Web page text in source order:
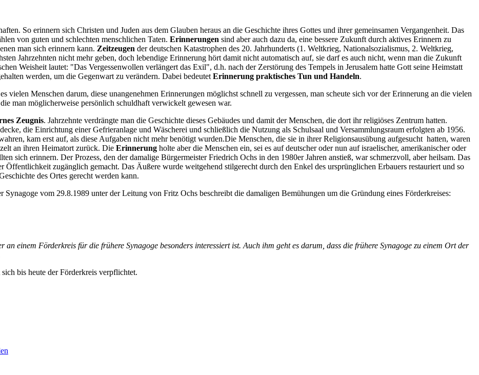
So erinnern sich Christen und Juden aus dem Glauben heraus an die Geschichte ihres Gottes und ihrer gemeinsamen Vergangenheit. Das
von guten und schlechten menschlichen Taten. Erinnerungen sind aber auch dazu da, eine bessere Zukunft durch aktives Erinnern zu
man sich erinnern kann. Zeitzeugen der deutschen Katastrophen des 20. Jahrhunderts (1. Weltkrieg, Nationalsozialismus, 2. Weltkrieg,
Jahrzehnten nicht mehr geben, doch lebendige Erinnerung hört damit nicht automatisch auf, sie darf es auch nicht, wenn man die Zukunft
Weisheit lautet: "Das Vergessenwollen verlängert das Exil", d.h. nach der Zerstörung des Tempels in Jerusalem hatte Gott seine Heimstatt
werden, um die Gegenwart zu verändern. Dabei bedeutet Erinnerung praktisches Tun und Handeln.
vielen Menschen darum, diese unangenehmen Erinnerungen möglichst schnell zu vergessen, man scheute sich vor der Erinnerung an die vielen
man möglicherweise persönlich schuldhaft verwickelt gewesen war.
Zeugnis. Jahrzehnte verdrängte man die Geschichte dieses Gebäudes und damit der Menschen, die dort ihr religiöses Zentrum hatten.
die Einrichtung einer Gefrieranlage und Wäscherei und schließlich die Nutzung als Schulsaal und Versammlungsraum erfolgten ab 1956.
kam erst auf, als diese Aufgaben nicht mehr benötigt wurden.Die Menschen, die sie in ihrer Religionsausübung aufgesucht hatten, waren
an ihren Heimatort zurück. Die Erinnerung holte aber die Menschen ein, sei es auf deutscher oder nun auf israelischer, amerikanischer oder
sich erinnern. Der Prozess, den der damalige Bürgermeister Friedrich Ochs in den 1980er Jahren anstieß, war schmerzvoll, aber heilsam. Das
Öffentlichkeit zugänglich gemacht. Das Äußere wurde weitgehend stilgerecht durch den Enkel des ursprünglichen Erbauers restauriert und so
des Ortes gerecht werden kann.
vom 29.8.1989 unter der Leitung von Fritz Ochs beschreibt die damaligen Bemühungen um die Gründung eines Förderkreises:
einem Förderkreis für die frühere Synagoge besonders interessiert ist. Auch ihm geht es darum, dass die frühere Synagoge zu einem Ort der
bis heute der Förderkreis verpflichtet.